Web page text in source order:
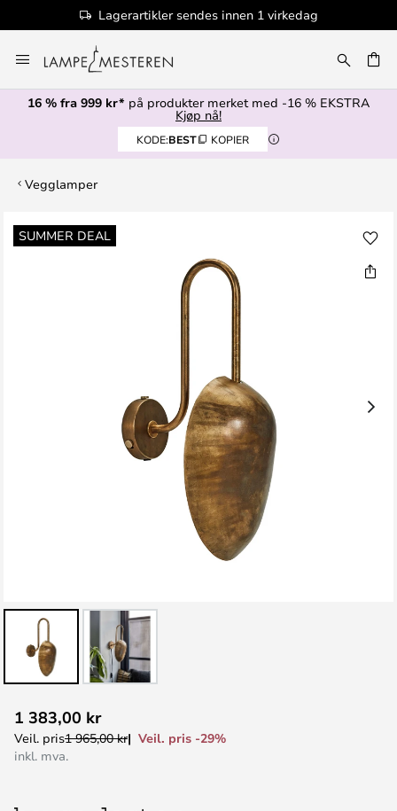
Lagerartikler sendes innen 1 virkedag
til
innhold
16 % fra 999 kr* på produkter merket med -16 % EKSTRA
Kjøp nå!
KODE:BEST KOPIER
Vegglamper
SUMMER DEAL
Gå
til
til
begynnelsen
1 383,00 kr
Veil. pris1 965,00 kr
Veil. pris -29%
inkl. mva.